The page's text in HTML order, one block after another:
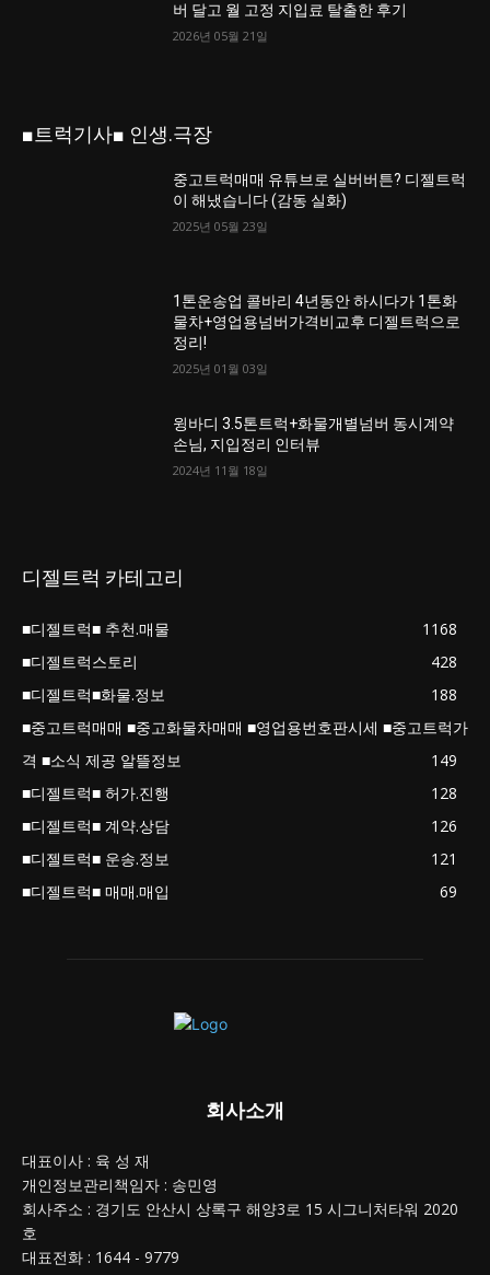
버 달고 월 고정 지입료 탈출한 후기
2026년 05월 21일
■트럭기사■ 인생.극장
중고트럭매매 유튜브로 실버버튼? 디젤트럭
이 해냈습니다 (감동 실화)
2025년 05월 23일
1톤운송업 콜바리 4년동안 하시다가 1톤화
물차+영업용넘버가격비교후 디젤트럭으로
정리!
2025년 01월 03일
윙바디 3.5톤트럭+화물개별넘버 동시계약
손님, 지입정리 인터뷰
2024년 11월 18일
디젤트럭 카테고리
■디젤트럭■ 추천.매물
1168
■디젤트럭스토리
428
■디젤트럭■화물.정보
188
■중고트럭매매 ■중고화물차매매 ■영업용번호판시세 ■중고트럭가
격 ■소식 제공 알뜰정보
149
■디젤트럭■ 허가.진행
128
■디젤트럭■ 계약.상담
126
■디젤트럭■ 운송.정보
121
■디젤트럭■ 매매.매입
69
회사소개
대표이사 : 육 성 재
개인정보관리책임자 : 송민영
회사주소 : 경기도 안산시 상록구 해양3로 15 시그니처타워 2020
호
대표전화 : 1644 - 9779